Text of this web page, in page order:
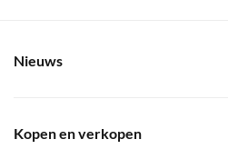
Nieuws
Kopen en verkopen